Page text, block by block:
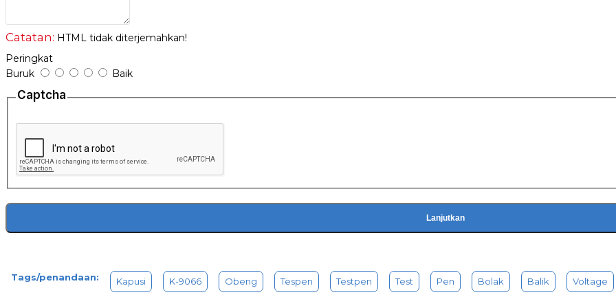
Catatan: HTML tidak diterjemahkan!
Peringkat
Buruk
Baik
Captcha
Lanjutkan
Tags/penandaan: Kapusi K-9066 Obeng Tespen Testpen Test Pen Bolak Balik Voltage